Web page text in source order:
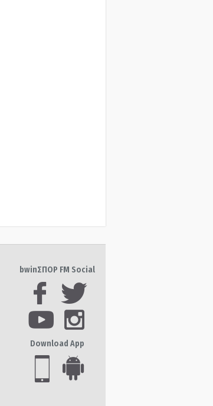
bwinΣΠΟΡ FM Social
Download App